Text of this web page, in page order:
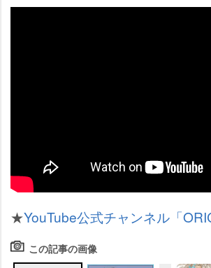
★YouTube公式チャンネル「
この記事の画像